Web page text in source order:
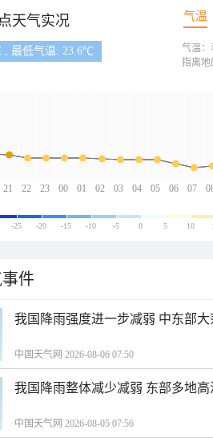
天气实况 气温
, 最低气温: 23.6℃
21 22 23 00 01 02 03 04 05 06 07
气温：
指离地
-25 -20 -15 -10 -5 0 5 10
件
我国降雨强度进一步减弱 中东部
中国天气网 2026-08-06 07:50
我国降雨整体减少减弱 东部多地
中国天气网 2026-08-05 07:56